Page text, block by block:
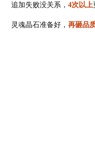
追加失败没关系， 4次以上
灵魂晶石准备好， 再砸品